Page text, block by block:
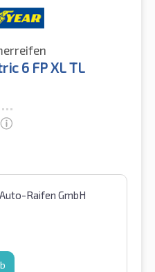
6 FP XL TL
Raifen GmbH